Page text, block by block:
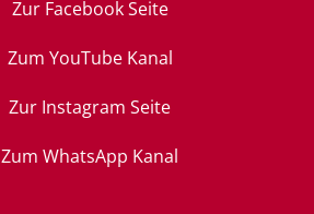
Zur Facebook Seite
Zum YouTube Kanal
Zur Instagram Seite
Zum WhatsApp Kanal